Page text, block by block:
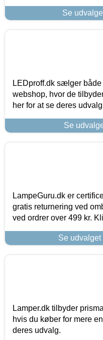
Se
LEDproff.dk sælger
webshop, hvor de
her for at se deres
Se
LampeGuru.dk er
gratis returnering ved
ved ordrer over 499 kr.
Se
Lamper.dk tilbyder
hvis du køber for mere
deres udvalg.